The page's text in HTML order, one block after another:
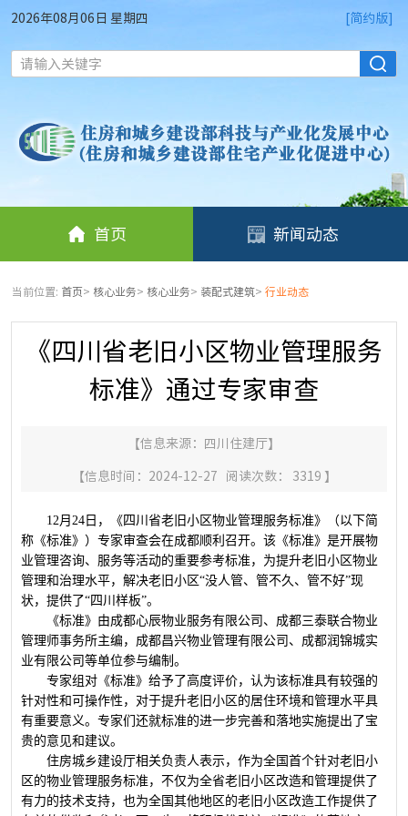
2026年08月06日 星期四 [简约版]
请输入关键字
首页 新闻动态
当前位置: 首页> 核心业务> 核心业务> 装配式建筑> 行业动态
《四川省老旧小区物业管理服务
标准》通过专家审查
【信息来源： 四川住建厅】
【信息时间：2024-12-27 阅读次数： 3319 】
12月 24 日，《四川省老旧小区物业管理服务标准》（以下简
称《标准》）专家审查会在成都顺利召开。该《标准》是开展物
业管理咨询、服务等活动的重要参考标准，为提升老旧小区物业
管理和治理水平，解决老旧小区“没人管、管不久、管不好”现
状，提供了“四川样板”。
《标准》由成都心辰物业服务有限公司、成都三泰联合物业
管理师事务所主编，成都昌兴物业管理有限公司、成都润锦城实
业有限公司等单位参与编制。
专家组对《标准》给予了高度评价，认为该标准具有较强的
针对性和可操作性，对于提升老旧小区的居住环境和管理水平具
有重要意义。专家们还就标准的进一步完善和落地实施提出了宝
贵的意见和建议。
住房城乡建设厅相关负责人表示，作为全国首个针对老旧小
区的物业管理服务标准，不仅为全省老旧小区改造和管理提供了
有力的技术支持，也为全国其他地区的老旧小区改造工作提供了